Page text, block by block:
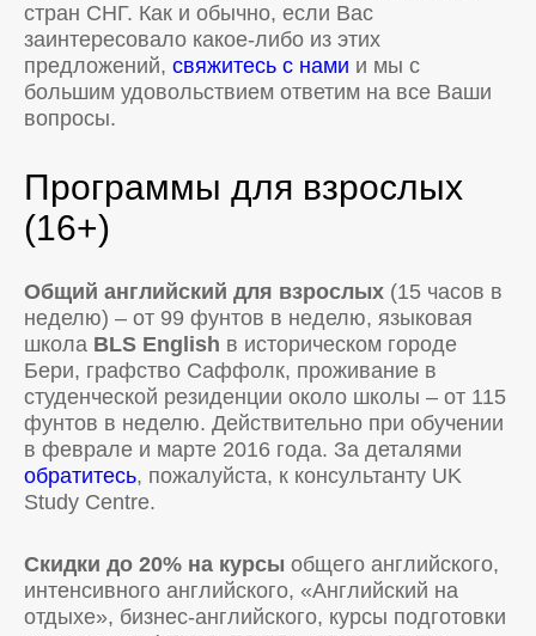
стран СНГ. Как и обычно, если Вас
заинтересовало какое-либо из этих
предложений, свяжитесь с нами и мы с
большим удовольствием ответим на все Ваши
вопросы.
Программы для взрослых
(16+)
Общий английский для взрослых (15 часов в
неделю) – от 99 фунтов в неделю, языковая
школа BLS English в историческом городе
Бери, графство Саффолк, проживание в
студенческой резиденции около школы – от 115
фунтов в неделю. Действительно при обучении
в феврале и марте 2016 года. За деталями
обратитесь, пожалуйста, к консультанту UK
Study Centre.
Скидки до 20% на курсы общего английского,
интенсивного английского, «Английский на
отдыхе», бизнес-английского, курсы подготовки